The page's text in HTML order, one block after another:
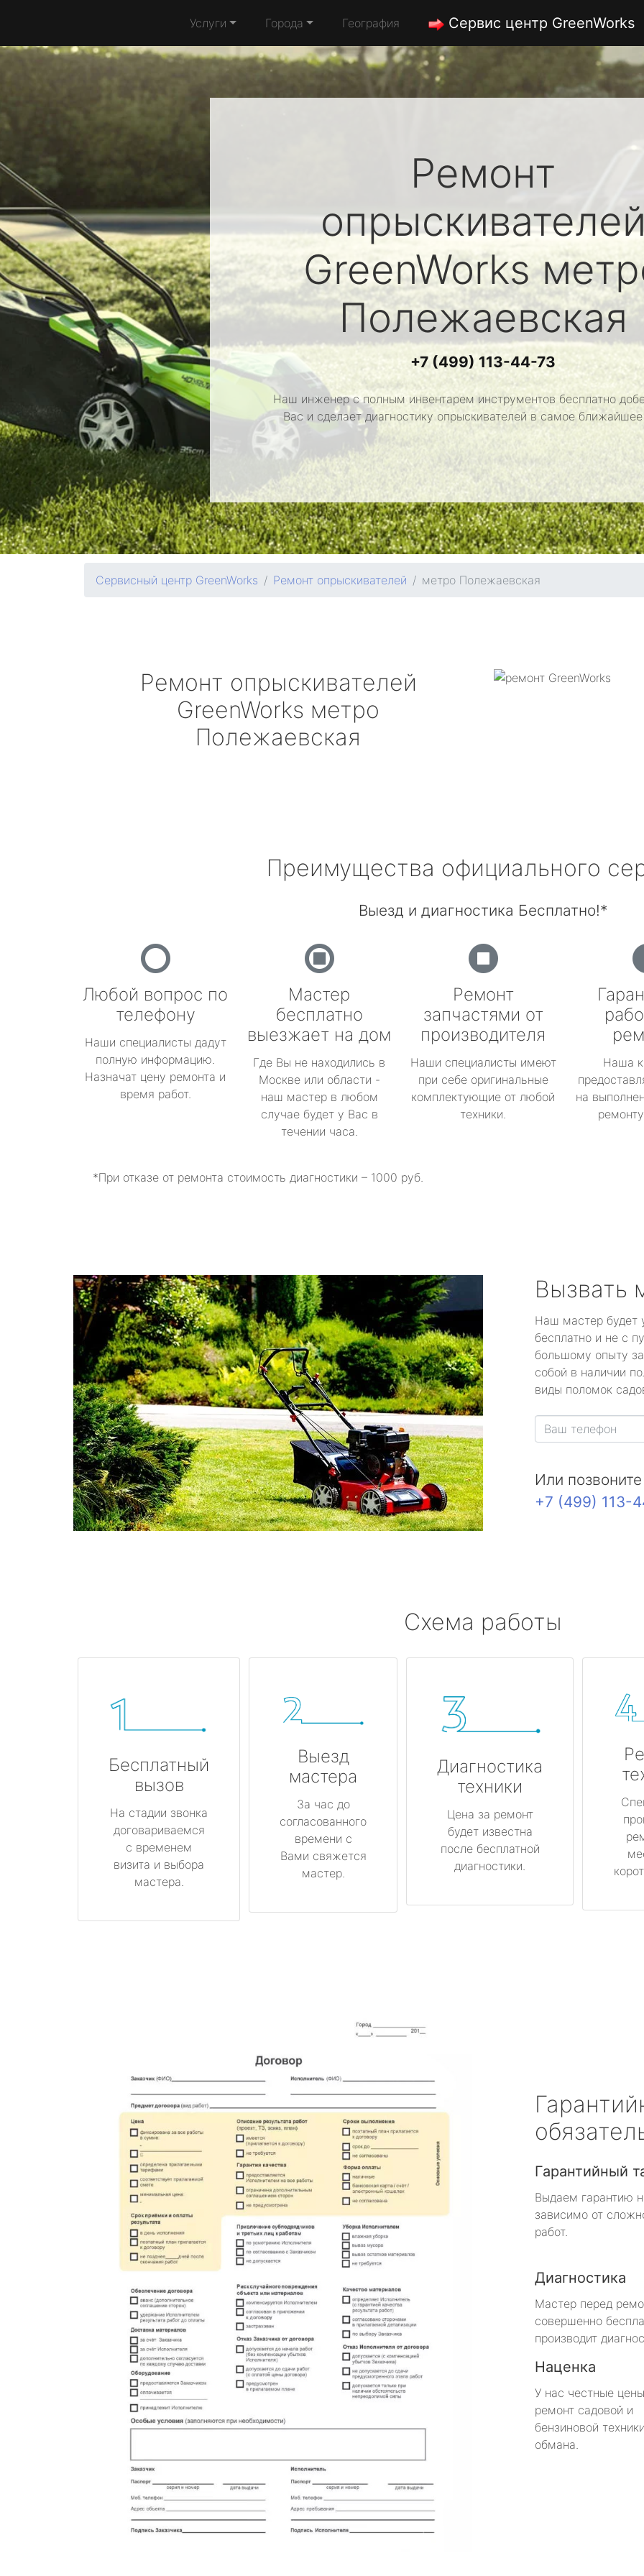
Услуги Города География Сервис центр GreenWorks
Ремонт
GreenWorks
Полежаевская
+7 (499) 113-44-73
Наш инженер с полным инвентарем инструментов бесплатно
Вас и сделает диагностику опрыскивателей в самое
Сервисный центр GreenWorks Ремонт опрыскивателей метро Полежаевская
Ремонт опрыскивателей
GreenWorks метро
Полежаевская
Преимущества официального
Выезд и диагностика Бесплатно!*
Любой вопрос по
телефону
Наши специалисты дадут
полную информацию.
Назначат цену ремонта и
время работ.
Мастер
бесплатно
выезжает на дом
Где Вы не находились в
Москве или области -
наш мастер в любом
случае будет у Вас в
течении часа.
Ремонт
запчастями от
производителя
Наши специалисты имеют
при себе оригинальные
комплектующие от любой
техники.
Наша
на
*При отказе от ремонта стоимость диагностики – 1000 руб.
Вызвать
Наш мастер будет
бесплатно и не с
большому опыту
собой в наличии
виды поломок
Или
+7 (499) 113-
Схема работы
Бесплатный
вызов
На стадии звонка
договариваемся
с временем
визита и выбора
мастера.
Выезд
мастера
За час до
согласованного
времени с
Вами свяжется
мастер.
Диагностика
техники
Цена за ремонт
будет известна
после бесплатной
диагностики.
Гарантийный
Выдаем гарантию
зависимо от
работ.
Диагностика
Мастер перед
совершенно
производит
Наценка
У нас честные
ремонт садовой и
бензиновой
обмана.